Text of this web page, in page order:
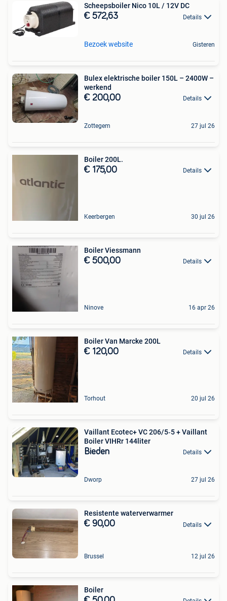
Scheepsboiler Nico 10L / 12V DC
€ 572,63 Details
Bezoek website Gisteren
Bulex elektrische boiler 150L – 2400W –
werkend
€ 200,00 Details
Zottegem 27 jul 26
Boiler 200L.
€ 175,00 Details
Keerbergen 30 jul 26
Boiler Viessmann
€ 500,00 Details
Ninove 16 apr 26
Boiler Van Marcke 200L
€ 120,00 Details
Torhout 20 jul 26
Vaillant Ecotec+ VC 206/5‑5 + Vaillant
Boiler VIHRr 144liter
Bieden Details
Dworp 27 jul 26
Resistente waterverwarmer
€ 90,00 Details
Brussel 12 jul 26
Boiler